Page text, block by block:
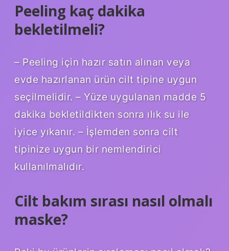
Peeling kaç dakika
bekletilmeli?
– Peeling için hazır satın alınan veya
evde hazırlanan ürün cilt tipine uygun
seçilmelidir. – Yüze uygulanan madde 5
dakika bekletildikten sonra ılık su ile
iyice yıkanır. – İşlemden sonra cilt
tipinize uygun bir nemlendirici
kullanılmalıdır.
Cilt bakım sırası nasıl olmalı
maske?